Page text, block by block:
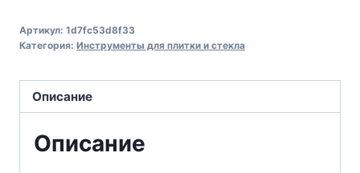
Артикул: 1d7fc53d8f33
Категория: Инструменты для плитки и стекла
Описание
Описание